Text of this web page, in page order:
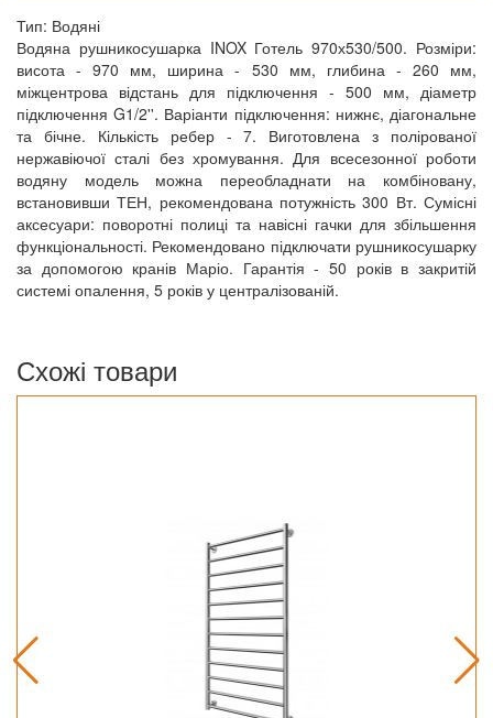
Тип: Водяні
Водяна рушникосушарка INOX Готель 970х530/500. Розміри:
висота - 970 мм, ширина - 530 мм, глибина - 260 мм,
міжцентрова відстань для підключення - 500 мм, діаметр
підключення G1/2''. Варіанти підключення: нижнє, діагональне
та бічне. Кількість ребер - 7. Виготовлена з полірованої
нержавіючої сталі без хромування. Для всесезонної роботи
водяну модель можна переобладнати на комбіновану,
встановивши ТЕН, рекомендована потужність 300 Вт. Сумісні
аксесуари: поворотні полиці та навісні гачки для збільшення
функціональності. Рекомендовано підключати рушникосушарку
за допомогою кранів Маріо. Гарантія - 50 років в закритій
системі опалення, 5 років у централізованій.
Схожі товари